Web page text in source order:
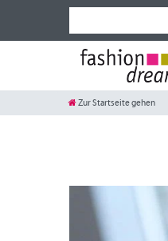
Zur Startseite gehen